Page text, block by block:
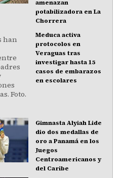
amenazan
potabilizadora en La
Chorrera
Meduca activa
protocolos en
Veraguas tras
investigar hasta 15
casos de embarazos
en escolares
Gimnasta Alyiah Lide
dio dos medallas de
oro a Panamá en los
Juegos
Centroamericanos y
del Caribe